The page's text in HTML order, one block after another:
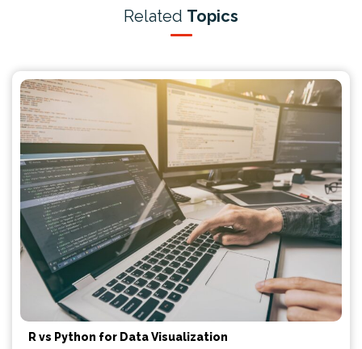
Related Topics
R vs Python for Data Visualization